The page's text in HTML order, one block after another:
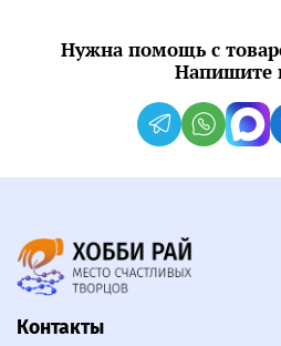
Нужна помощь с
Напишите
Контакты